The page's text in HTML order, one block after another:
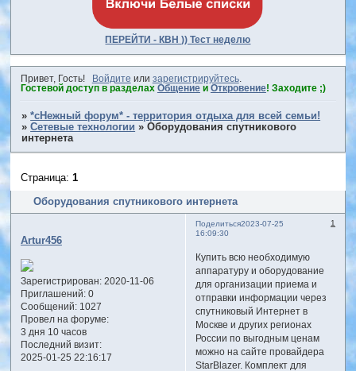
ПЕРЕЙТИ - КВН )) Тест неделю
Привет, Гость! Войдите или зарегистрируйтесь.
Гостевой доступ в разделах Общениеи Откровение! Заходите ;)
»*сНежный форум* - территория отдыха для всей семьи!
»Сетевые технологии »Оборудования спутникового
интернета
Оборудования спутникового интернета
Страница:1
Поделиться 1
2023-07-25
16:09:30
Artur456
Зарегистрирован: 2020-11-06
Приглашений:0
Сообщений:1027
Провел на форуме:
3 дня 10 часов
Последний визит:
2025-01-25 22:16:17
Купить всю необходимую
аппаратуру и оборудование
для организации приема и
отправки информации через
спутниковый Интернет в
Москве и других регионах
России по выгодным ценам
можно на сайте провайдера
StarBlazer. Комплект для